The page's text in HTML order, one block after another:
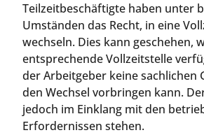
Teilzeitbeschäftigte haben unter
Umständen das Recht, in eine
wechseln. Dies kann geschehen,
entsprechende Vollzeitstelle
der Arbeitgeber keine sachlichen
den Wechsel vorbringen kann.
jedoch im Einklang mit den
Erfordernissen stehen.